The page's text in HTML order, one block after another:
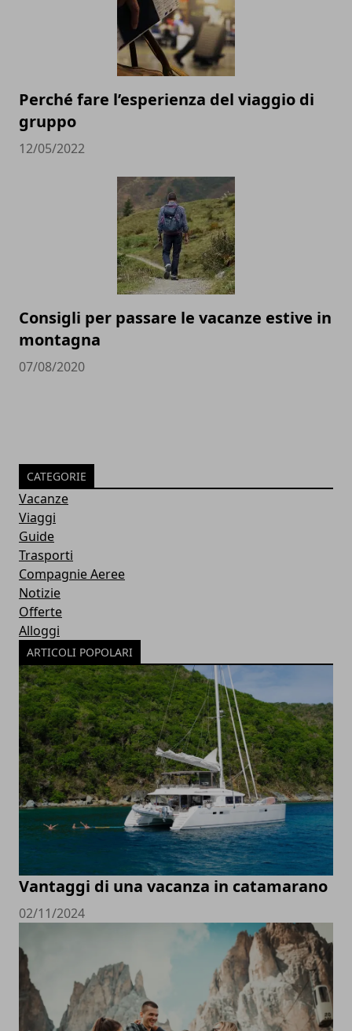
Perché fare l’esperienza del viaggio di
gruppo
12/05/2022
Consigli per passare le vacanze estive in
montagna
07/08/2020
CATEGORIE
Vacanze
Viaggi
Guide
Trasporti
Compagnie Aeree
Notizie
Offerte
Alloggi
ARTICOLI POPOLARI
Vantaggi di una vacanza in catamarano
02/11/2024